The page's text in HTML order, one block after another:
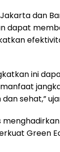
dan
dapat
ini
sehat,”
Green